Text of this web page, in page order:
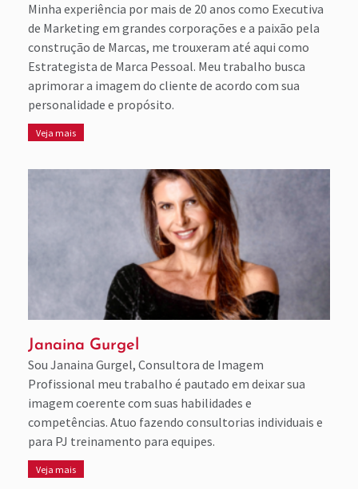
Minha experiência por mais de 20 anos como Executiva
de Marketing em grandes corporações e a paixão pela
construção de Marcas, me trouxeram até aqui como
Estrategista de Marca Pessoal. Meu trabalho busca
aprimorar a imagem do cliente de acordo com sua
personalidade e propósito.
Veja mais
Janaina Gurgel
Sou Janaina Gurgel, Consultora de Imagem
Profissional meu trabalho é pautado em deixar sua
imagem coerente com suas habilidades e
competências. Atuo fazendo consultorias individuais e
para PJ treinamento para equipes.
Veja mais